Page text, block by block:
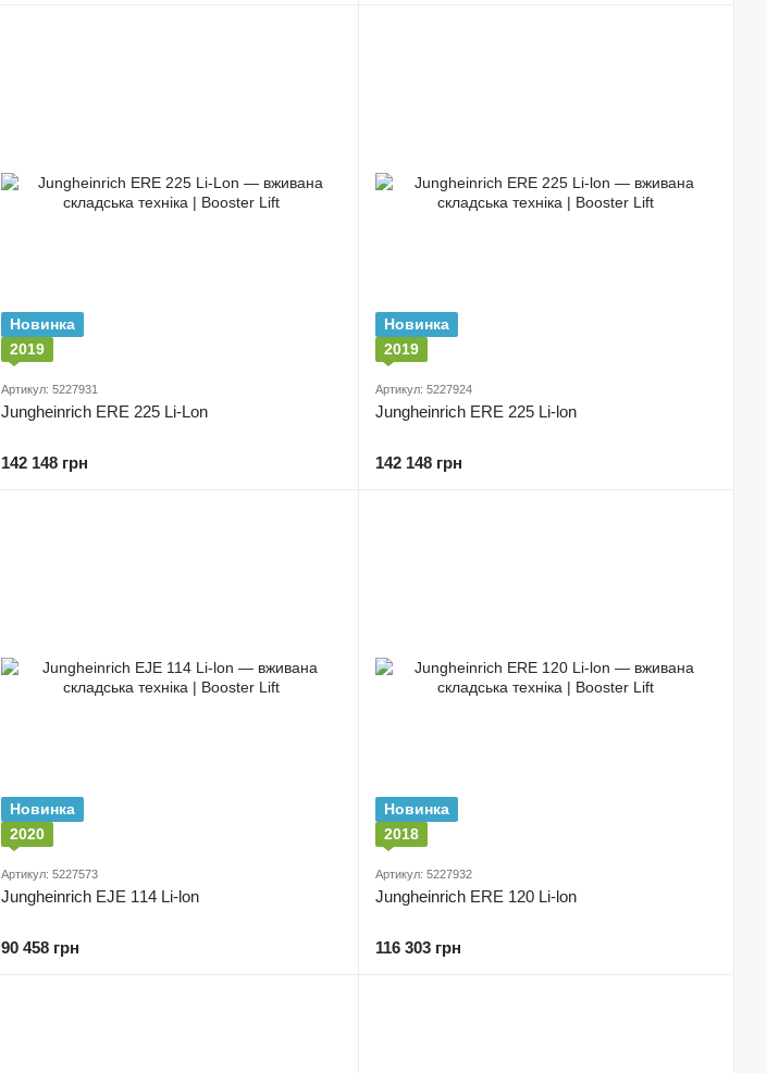
Новинка
2019
Артикул: 5227931
Jungheinrich ERE 225 Li-Lon
142 148 грн
Новинка
2019
Артикул: 5227924
Jungheinrich ERE 225 Li-lon
142 148 грн
Новинка
2020
Артикул: 5227573
Jungheinrich EJE 114 Li-lon
90 458 грн
Новинка
2018
Артикул: 5227932
Jungheinrich ERE 120 Li-lon
116 303 грн